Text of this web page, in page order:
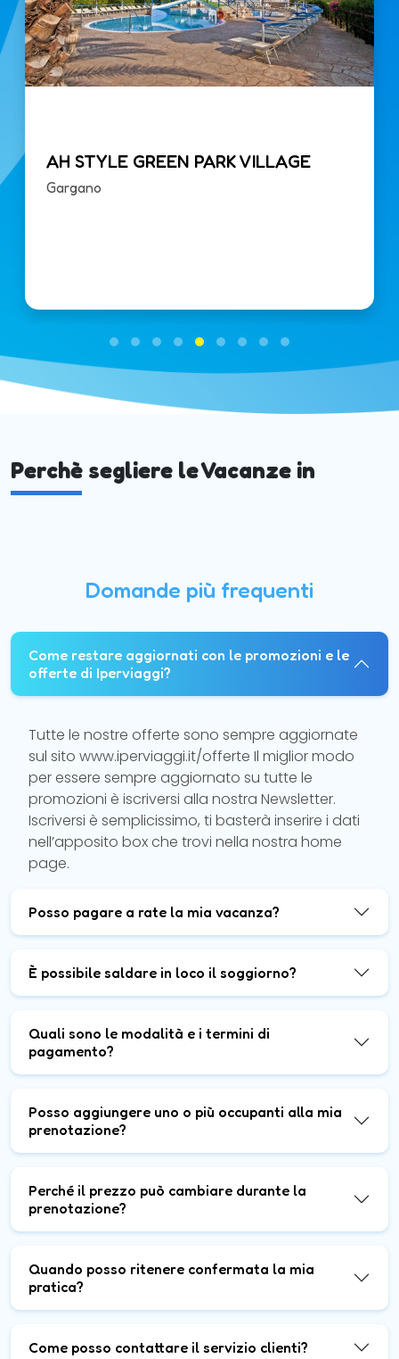
AH STYLE GREEN PARK VILLAGE
Gargano
Perchè segliere le Vacanze in
Domande più frequenti
Come restare aggiornati con le promozioni e le
offerte di Iperviaggi?
Tutte le nostre offerte sono sempre aggiornate
sul sito www.iperviaggi.it/offerte Il miglior modo
per essere sempre aggiornato su tutte le
promozioni è iscriversi alla nostra Newsletter.
Iscriversi è semplicissimo, ti basterà inserire i dati
nell’apposito box che trovi nella nostra home
page.
Posso pagare a rate la mia vacanza?
È possibile saldare in loco il soggiorno?
Quali sono le modalità e i termini di
pagamento?
Posso aggiungere uno o più occupanti alla mia
prenotazione?
Perché il prezzo può cambiare durante la
prenotazione?
Quando posso ritenere confermata la mia
pratica?
Come posso contattare il servizio clienti?